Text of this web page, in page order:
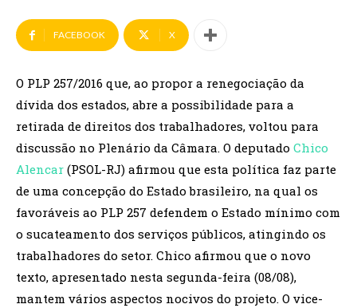
FACEBOOK X
O PLP 257/2016 que, ao propor a renegociação da
dívida dos estados, abre a possibilidade para a
retirada de direitos dos trabalhadores, voltou para
discussão no Plenário da Câmara. O deputado Chico
Alencar (PSOL-RJ) afirmou que esta política faz parte
de uma concepção do Estado brasileiro, na qual os
favoráveis ao PLP 257 defendem o Estado mínimo com
o sucateamento dos serviços públicos, atingindo os
trabalhadores do setor. Chico afirmou que o novo
texto, apresentado nesta segunda-feira (08/08),
mantem vários aspectos nocivos do projeto. O vice-